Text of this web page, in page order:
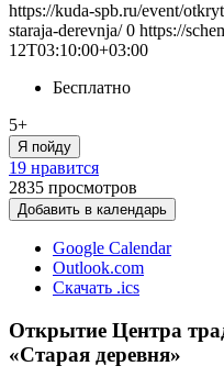
https://kuda-spb.ru/event/
staraja-derevnja/ 0 https://
12T03:10:00+03:00
Бесплатно
5+
Я пойду
19 нравится
2835 просмотров
Добавить в календарь
Google Calendar
Outlook.com
Скачать .ics
Открытие Центра
«Старая деревня»